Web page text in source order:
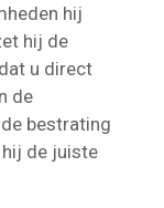
hij
hij de
u direct
de
bestrating
de juiste